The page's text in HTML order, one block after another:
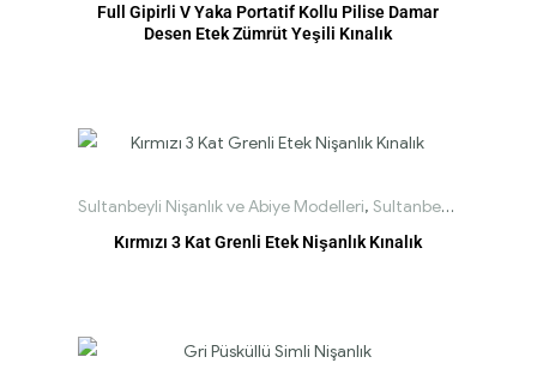
Full Gipirli V Yaka Portatif Kollu Pilise Damar
Desen Etek Zümrüt Yeşili Kınalık
Sultanbeyli Nişanlık ve Abiye Modelleri, Sultanbeyli Tesettür Nişanlık Modelleri
Kırmızı 3 Kat Grenli Etek Nişanlık Kınalık